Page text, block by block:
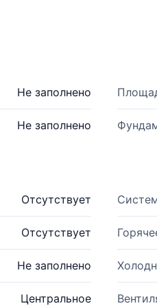
Не заполнено
Не заполнено
Отсутствует
Отсутствует
Не заполнено
Центральное